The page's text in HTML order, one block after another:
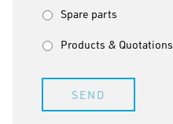
Spare parts
Products & Quotations
SEND